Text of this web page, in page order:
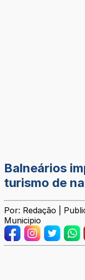
Balneários
turismo de
Por: Redação |
Municipio